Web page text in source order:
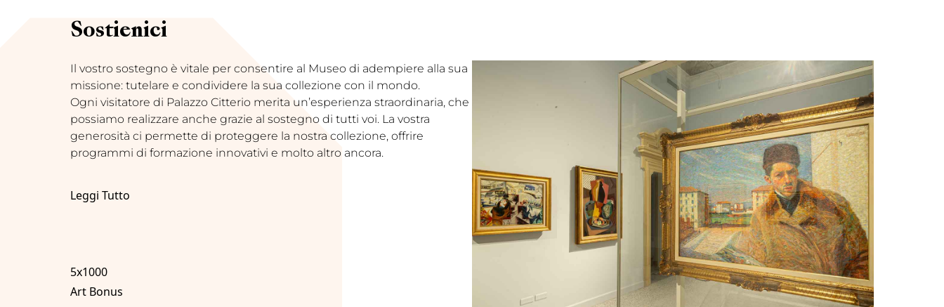
Sostienici
Il vostro sostegno è vitale per consentire al Museo di adempiere alla sua
missione: tutelare e condividere la sua collezione con il mondo.
Ogni visitatore di Palazzo Citterio merita un’esperienza straordinaria, che
possiamo realizzare anche grazie al sostegno di tutti voi. La vostra
generosità ci permette di proteggere la nostra collezione, offrire
programmi di formazione innovativi e molto altro ancora.
Leggi Tutto
5x1000
Art Bonus